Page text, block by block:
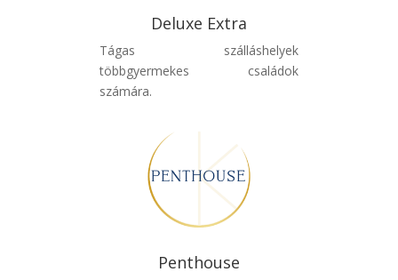
Deluxe Extra
Tágas szálláshelyek
többgyermekes családok
számára.
Penthouse